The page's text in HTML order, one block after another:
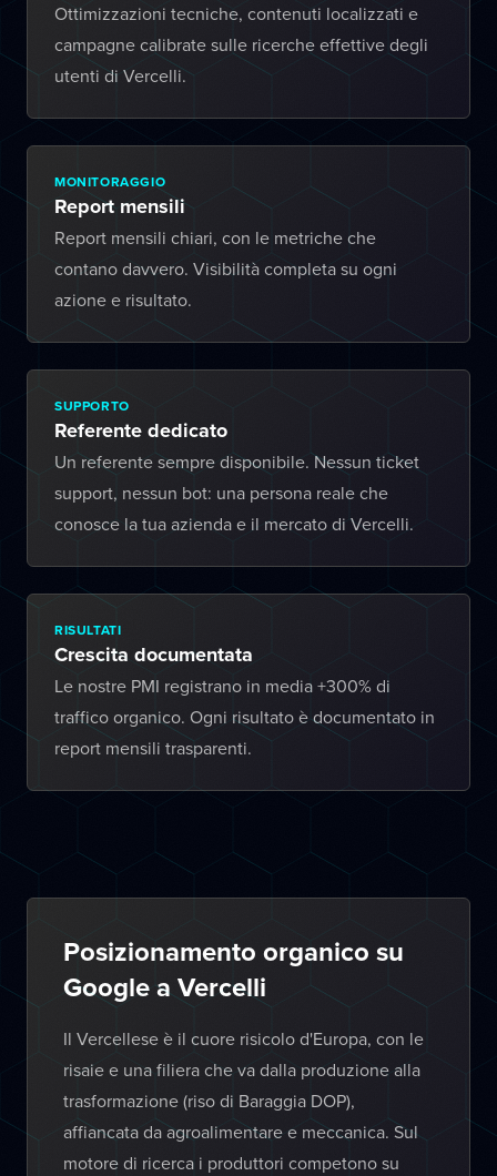
Ottimizzazioni tecniche, contenuti localizzati e
campagne calibrate sulle ricerche effettive degli
utenti di Vercelli.
MONITORAGGIO
Report mensili
Report mensili chiari, con le metriche che
contano davvero. Visibilità completa su ogni
azione e risultato.
SUPPORTO
Referente dedicato
Un referente sempre disponibile. Nessun ticket
support, nessun bot: una persona reale che
conosce la tua azienda e il mercato di Vercelli.
RISULTATI
Crescita documentata
Le nostre PMI registrano in media +300% di
traffico organico. Ogni risultato è documentato in
report mensili trasparenti.
Posizionamento organico su
Google a Vercelli
Il Vercellese è il cuore risicolo d'Europa, con le
risaie e una filiera che va dalla produzione alla
trasformazione (riso di Baraggia DOP),
affiancata da agroalimentare e meccanica. Sul
motore di ricerca i produttori competono su